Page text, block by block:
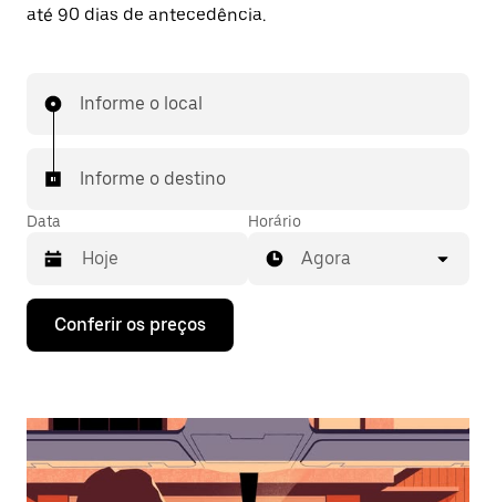
até 90 dias de antecedência.
Informe o local
Informe o destino
Data
Pressione
seta
interagir
o
calendário
Horário
Agora
Conferir os preços